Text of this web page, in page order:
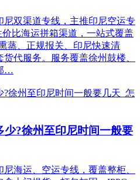
双渠道专线，主推印尼空运专
比海运拼箱渠道，一站式覆盖
蒸、正规报关、印尼快速清
代服务。服务覆盖徐州鼓楼、
…
?徐州至印尼时间一般要
海运、空运专线，覆盖整柜、